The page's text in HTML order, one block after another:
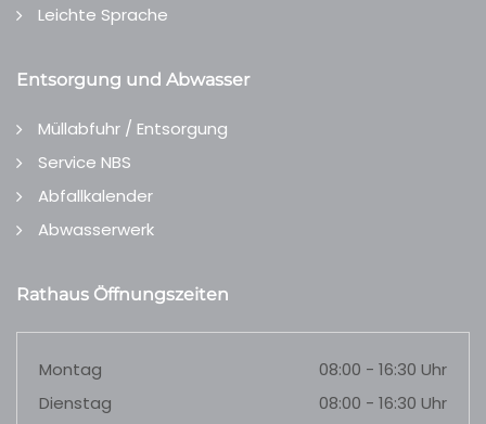
Leichte Sprache
Entsorgung und Abwasser
Müllabfuhr / Entsorgung
Service NBS
Abfallkalender
Abwasserwerk
Rathaus Öffnungszeiten
Montag
08:00 - 16:30 Uhr
Dienstag
08:00 - 16:30 Uhr